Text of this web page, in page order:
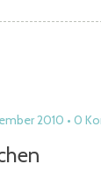
2010 0